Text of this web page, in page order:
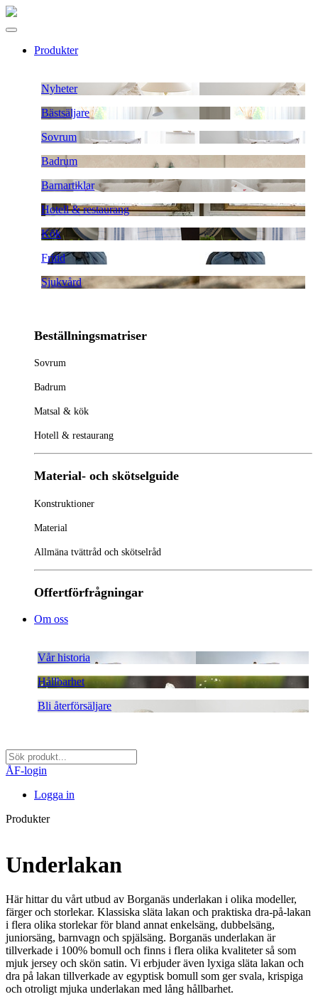
Produkter
Nyheter
Bästsäljare
Sovrum
Badrum
Barnartiklar
Hotell & restaurang
Kök
Fritid
Sjukvård
Beställningsmatriser
Sovrum
Badrum
Matsal & kök
Hotell & restaurang
Material- och skötselguide
Konstruktioner
Material
Allmäna tvättråd och skötselråd
Offertförfrågningar
Om oss
Vår historia
Hållbarhet
Bli återförsäljare
ÅF-login
Logga in
Produkter
Underlakan
Här hittar du vårt utbud av Borganäs underlakan i olika modeller,
färger och storlekar. Klassiska släta lakan och praktiska dra-på-lakan
i flera olika storlekar för bland annat enkelsäng, dubbelsäng,
juniorsäng, barnvagn och spjälsäng. Borganäs underlakan är
tillverkade i 100% bomull och finns i flera olika kvaliteter så som
mjuk jersey och skön satin. Vi erbjuder även lyxiga släta lakan och
dra på lakan tillverkade av egyptisk bomull som ger svala, krispiga
och otroligt mjuka underlakan med lång hållbarhet.